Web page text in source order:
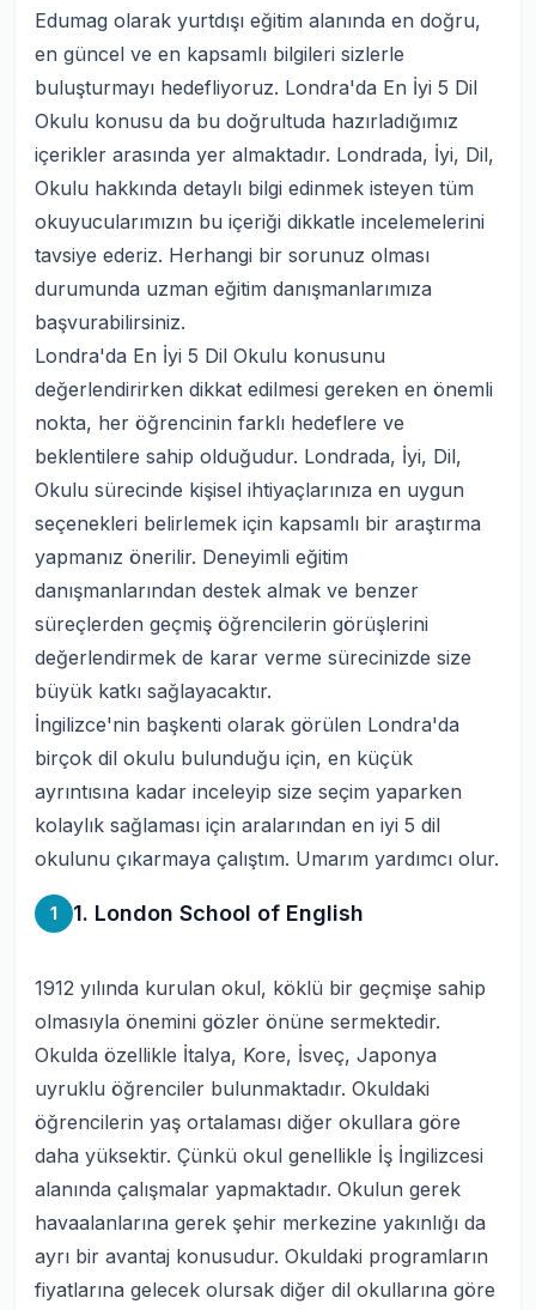
Edumag olarak yurtdışı eğitim alanında en doğru,
en güncel ve en kapsamlı bilgileri sizlerle
buluşturmayı hedefliyoruz. Londra'da En İyi 5 Dil
Okulu konusu da bu doğrultuda hazırladığımız
içerikler arasında yer almaktadır. Londrada, İyi, Dil,
Okulu hakkında detaylı bilgi edinmek isteyen tüm
okuyucularımızın bu içeriği dikkatle incelemelerini
tavsiye ederiz. Herhangi bir sorunuz olması
durumunda uzman eğitim danışmanlarımıza
başvurabilirsiniz.
Londra'da En İyi 5 Dil Okulu konusunu
değerlendirirken dikkat edilmesi gereken en önemli
nokta, her öğrencinin farklı hedeflere ve
beklentilere sahip olduğudur. Londrada, İyi, Dil,
Okulu sürecinde kişisel ihtiyaçlarınıza en uygun
seçenekleri belirlemek için kapsamlı bir araştırma
yapmanız önerilir. Deneyimli eğitim
danışmanlarından destek almak ve benzer
süreçlerden geçmiş öğrencilerin görüşlerini
değerlendirmek de karar verme sürecinizde size
büyük katkı sağlayacaktır.
İngilizce'nin başkenti olarak görülen Londra'da
birçok dil okulu bulunduğu için, en küçük
ayrıntısına kadar inceleyip size seçim yaparken
kolaylık sağlaması için aralarından en iyi 5 dil
okulunu çıkarmaya çalıştım. Umarım yardımcı olur.
1 1. London School of English
1912 yılında kurulan okul, köklü bir geçmişe sahip
olmasıyla önemini gözler önüne sermektedir.
Okulda özellikle İtalya, Kore, İsveç, Japonya
uyruklu öğrenciler bulunmaktadır. Okuldaki
öğrencilerin yaş ortalaması diğer okullara göre
daha yüksektir. Çünkü okul genellikle İş İngilizcesi
alanında çalışmalar yapmaktadır. Okulun gerek
havaalanlarına gerek şehir merkezine yakınlığı da
ayrı bir avantaj konusudur. Okuldaki programların
fiyatlarına gelecek olursak diğer dil okullarına göre